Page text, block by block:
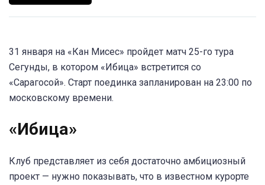
31 января на «Кан Мисес» пройдет матч 25-го тура
Сегунды, в котором «Ибица» встретится со
«Сарагосой». Старт поединка запланирован на 23:00 по
московскому времени.
«Ибица»
Клуб представляет из себя достаточно амбициозный
проект — нужно показывать, что в известном курорте